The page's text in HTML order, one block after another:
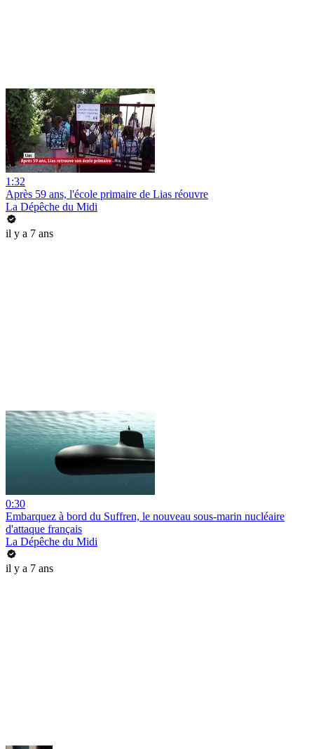
1:32
Après 59 ans, l'école primaire de Lias réouvre
La Dépêche du Midi
il y a 7 ans
0:30
Embarquez à bord du Suffren, le nouveau sous-marin nucléaire
d'attaque français
La Dépêche du Midi
il y a 7 ans